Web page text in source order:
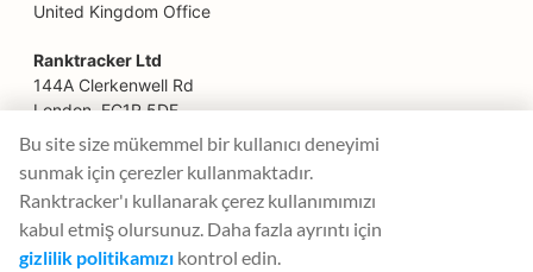
Finansal Hizmetler için SEO
Fransız Pastaneleri için SEO
Gıda Kamyonları için SEO
Mobilya Mağazaları için SEO
Dondurulmuş Yoğurt Mağazaları için SEO
United Kingdom Office
Ranktracker Ltd
144A Clerkenwell Rd
London, EC1R 5DF
Company No: 08820809
2015 -2026© Ranktracker. All Rights Reserved.
Bu site size mükemmel bir kullanıcı deneyimi
sunmak için çerezler kullanmaktadır.
Ranktracker'ı kullanarak çerez kullanımımızı
kabul etmiş olursunuz. Daha fazla ayrıntı için
gizlilik politikamızı kontrol edin.